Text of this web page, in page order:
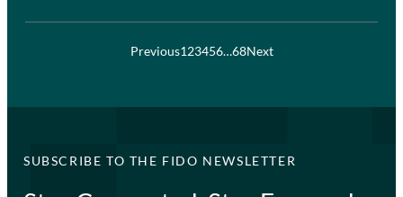
Previous123456…68Next
SUBSCRIBE TO THE FIDO NEWSLETTER